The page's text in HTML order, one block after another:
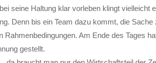
seine Haltung klar vorleben klingt vielleicht
Denn bis ein Team dazu kommt, die
Am Ende des Tages
gestellt.